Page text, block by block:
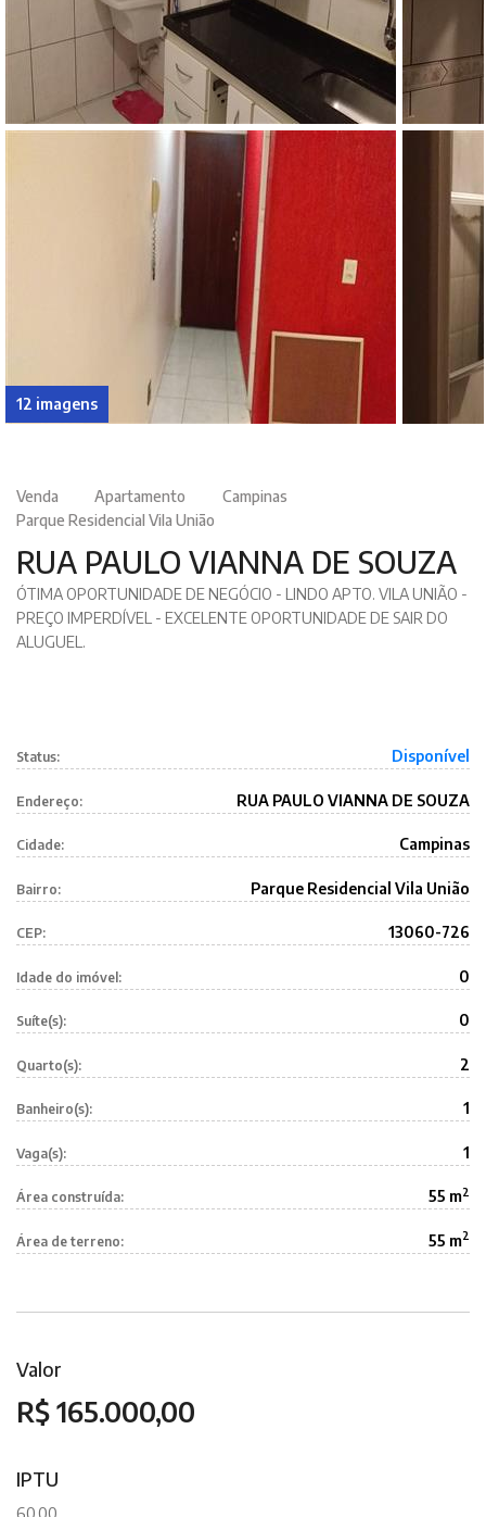
12 imagens
Venda Apartamento
Campinas
Parque Residencial Vila União
RUA PAULO VIANNA DE SOUZA
ÓTIMA OPORTUNIDADE DE NEGÓCIO - LINDO APTO. VILA UNIÃO -
PREÇO IMPERDÍVEL - EXCELENTE OPORTUNIDADE DE SAIR DO
ALUGUEL.
Status: Disponível
Endereço: RUA PAULO VIANNA DE SOUZA
Cidade: Campinas
Bairro: Parque Residencial Vila União
CEP: 13060-726
Idade do imóvel: 0
Suíte(s): 0
Quarto(s): 2
Banheiro(s): 1
Vaga(s): 1
Área construída: 55 m2
Área de terreno: 55 m2
Valor
R$ 165.000,00
IPTU